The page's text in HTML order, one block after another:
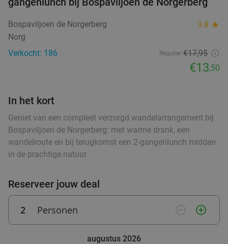
food
food
food
food
food
Regulier
40%
Italiaans 3-gangen keuzediner bij Il Nuovo
Il Nuovo 4Mori
Assen 28 min.directions_car
Verkocht: 654 Regulier €31
€18,95
38%
3-gangenproeverij bij Tex-Mex Restaurant
Bramigo
Tex-Mex Restaurant Bramigo
Bospaviljoen de Norgerberg 9.8 star
Norg
Verkocht: 186
Regulier €17,95
€13,50
In het kort
Geniet van een compleet verzorgd wandelarrangement bij
Bospaviljoen de Norgerberg: met warme drank, een
wandelroute en bij terugkomst een 2-gangenlunch midden
in de prachtige natuur
Reserveer jouw deal
2 Personen add_circle_outline
augustus 2026